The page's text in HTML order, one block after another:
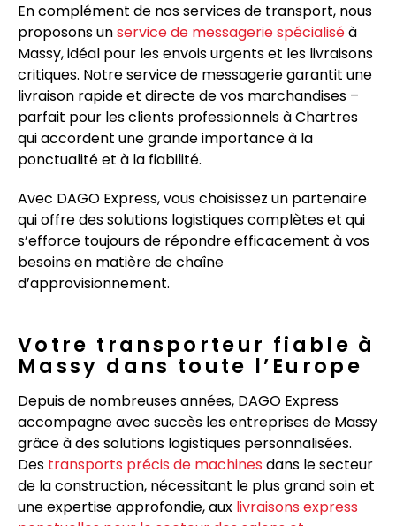
En complément de nos services de transport, nous
proposons unservice de messagerie spécialiséà
Massy, idéal pour les envois urgents et les livraisons
critiques. Notre service de messagerie garantit une
livraison rapide et directe de vos marchandises –
parfait pour les clients professionnels à Chartres
qui accordent une grande importance à la
ponctualité et à la fiabilité.
Avec DAGO Express, vous choisissez un partenaire
qui offre des solutions logistiques complètes et qui
s’efforce toujours de répondre efficacement à vos
besoins en matière de chaîne
d’approvisionnement.
Votre transporteur fiable à
Massy dans toute l’Europe
Depuis de nombreuses années, DAGO Express
accompagne avec succès les entreprises de Massy
grâce à des solutions logistiques personnalisées.
Des transports précis de machines dans le secteur
de la construction, nécessitant le plus grand soin et
une expertise approfondie, aux livraisons express